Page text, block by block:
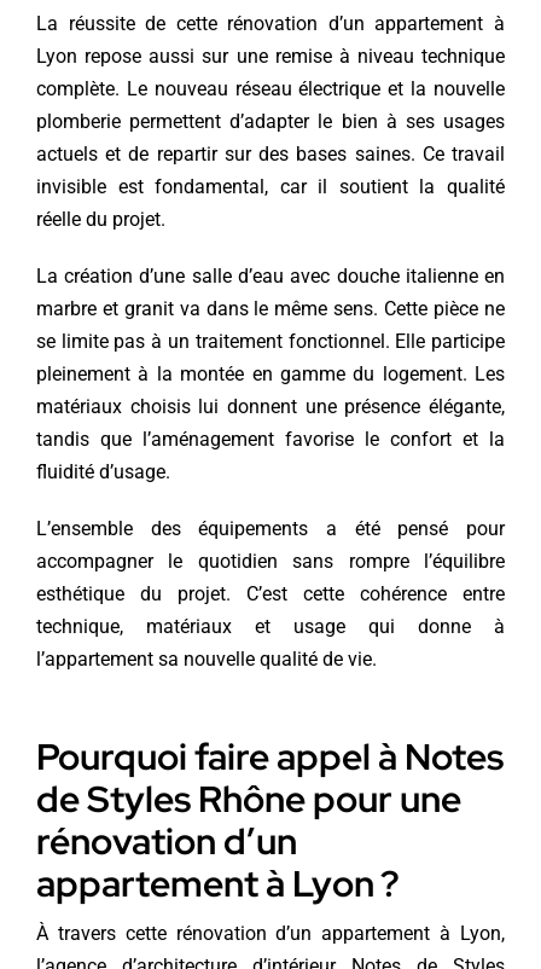
La réussite de cette rénovation d’un appartement à
Lyon repose aussi sur une remise à niveau technique
complète. Le nouveau réseau électrique et la nouvelle
plomberie permettent d’adapter le bien à ses usages
actuels et de repartir sur des bases saines. Ce travail
invisible est fondamental, car il soutient la qualité
réelle du projet.
La création d’une salle d’eau avec douche italienne en
marbre et granit va dans le même sens. Cette pièce ne
se limite pas à un traitement fonctionnel. Elle participe
pleinement à la montée en gamme du logement. Les
matériaux choisis lui donnent une présence élégante,
tandis que l’aménagement favorise le confort et la
fluidité d’usage.
L’ensemble des équipements a été pensé pour
accompagner le quotidien sans rompre l’équilibre
esthétique du projet. C’est cette cohérence entre
technique, matériaux et usage qui donne à
l’appartement sa nouvelle qualité de vie.
Pourquoi faire appel à Notes
de Styles Rhône pour une
rénovation d’un
appartement à Lyon ?
À travers cette rénovation d’un appartement à Lyon,